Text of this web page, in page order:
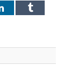
LinkedInTumblr